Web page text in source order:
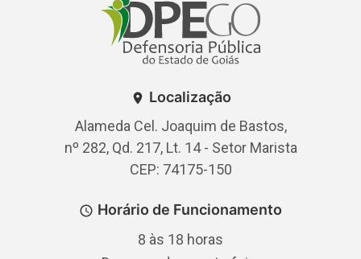
Localização
Alameda Cel. Joaquim de Bastos,
nº 282, Qd. 217, Lt. 14 - Setor Marista
CEP: 74175-150
Horário de Funcionamento
8 às 18 horas